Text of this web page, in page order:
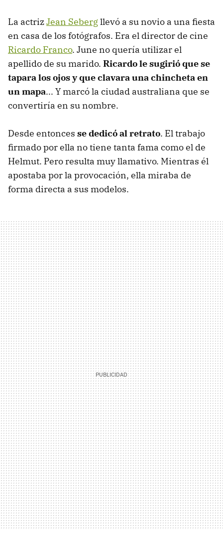
La actrizJean Sebergllevó a su novio a una fiesta
en casa de los fotógrafos. Era el director de cine
Ricardo Franco. June no quería utilizar el
apellido de su marido. Ricardo le sugirió que se
tapara los ojos y que clavara una chincheta en
un mapa... Y marcó la ciudad australiana que se
convertiría en su nombre.
Desde entonces se dedicó al retrato. El trabajo
firmado por ella no tiene tanta fama como el de
Helmut. Pero resulta muy llamativo. Mientras él
apostaba por la provocación, ella miraba de
forma directa a sus modelos.